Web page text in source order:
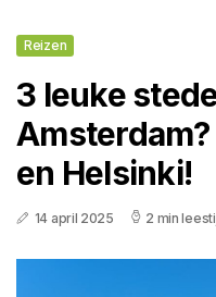
Reizen
3 leuke
en Helsinki!
14 april 2025 2 min